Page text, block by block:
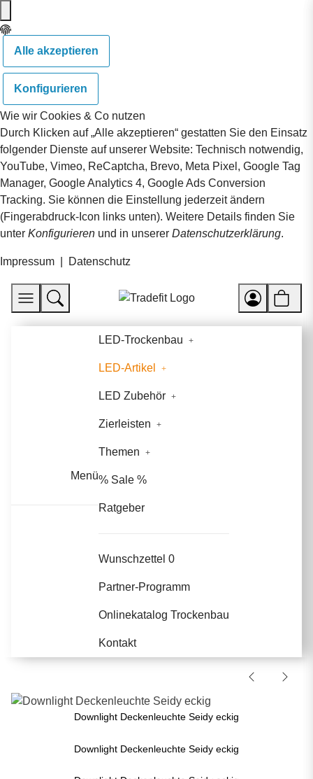
Alle akzeptieren
Konfigurieren
Wie wir Cookies & Co nutzen
Durch Klicken auf „Alle akzeptieren“ gestatten Sie den Einsatz
folgender Dienste auf unserer Website: Technisch notwendig,
YouTube, Vimeo, ReCaptcha, Brevo, Meta Pixel, Google Tag
Manager, Google Analytics 4, Google Ads Conversion
Tracking. Sie können die Einstellung jederzeit ändern
(Fingerabdruck-Icon links unten). Weitere Details finden Sie
unter Konfigurieren und in unserer Datenschutzerklärung.
Impressum Datenschutz
Menü
LED-Trockenbau
LED-Artikel
LED Zubehör
Zierleisten
Themen
% Sale %
Ratgeber
Wunschzettel 0
Partner-Programm
Onlinekatalog Trockenbau
Kontakt
Downlight Deckenleuchte Seidy eckig
Downlight Deckenleuchte Seidy eckig